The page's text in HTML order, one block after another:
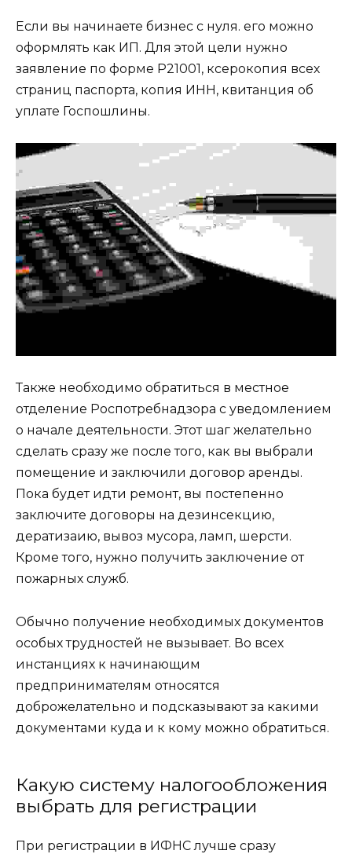
Если вы начинаете бизнес с нуля. его можно
оформлять как ИП. Для этой цели нужно
заявление по форме Р21001, ксерокопия всех
страниц паспорта, копия ИНН, квитанция об
уплате Госпошлины.
Также необходимо обратиться в местное
отделение Роспотребнадзора с уведомлением
о начале деятельности. Этот шаг желательно
сделать сразу же после того, как вы выбрали
помещение и заключили договор аренды.
Пока будет идти ремонт, вы постепенно
заключите договоры на дезинсекцию,
дератизаию, вывоз мусора, ламп, шерсти.
Кроме того, нужно получить заключение от
пожарных служб.
Обычно получение необходимых документов
особых трудностей не вызывает. Во всех
инстанциях к начинающим
предпринимателям относятся
доброжелательно и подсказывают за какими
документами куда и к кому можно обратиться.
Какую систему налогообложения
выбрать для регистрации
При регистрации в ИФНС лучше сразу